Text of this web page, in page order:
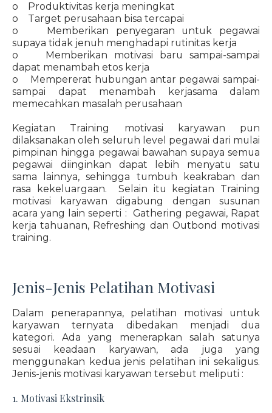
o Produktivitas kerja meningkat
o Target perusahaan bisa tercapai
o Memberikan penyegaran untuk pegawai
supaya tidak jenuh menghadapi rutinitas kerja
o Memberikan motivasi baru sampai-sampai
dapat menambah etos kerja
o Mempererat hubungan antar pegawai sampai-
sampai dapat menambah kerjasama dalam
memecahkan masalah perusahaan
Kegiatan Training motivasi karyawan pun
dilaksanakan oleh seluruh level pegawai dari mulai
pimpinan hingga pegawai bawahan supaya semua
pegawai diinginkan dapat lebih menyatu satu
sama lainnya, sehingga tumbuh keakraban dan
rasa kekeluargaan. Selain itu kegiatan Training
motivasi karyawan digabung dengan susunan
acara yang lain seperti : Gathering pegawai, Rapat
kerja tahuanan, Refreshing dan Outbond motivasi
training.
Jenis-Jenis Pelatihan Motivasi
Dalam penerapannya, pelatihan motivasi untuk
karyawan ternyata dibedakan menjadi dua
kategori. Ada yang menerapkan salah satunya
sesuai keadaan karyawan, ada juga yang
menggunakan kedua jenis pelatihan ini sekaligus.
Jenis-jenis motivasi karyawan tersebut meliputi :
1. Motivasi Ekstrinsik